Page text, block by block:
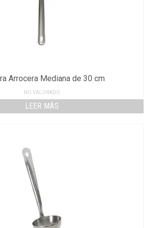
Arrocera Mediana de 30 cm
NO VALORADO
LEER MÁS